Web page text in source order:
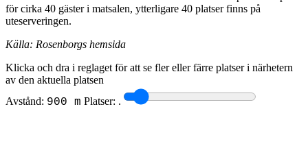
för cirka 40 gäster i matsalen, ytterligare 40 platser finns på
uteserveringen.
Källa: Rosenborgs hemsida
Klicka och dra i reglaget för att se fler eller färre platser i närhetern
av den aktuella platsen
Avstånd: 900 m Platser: .